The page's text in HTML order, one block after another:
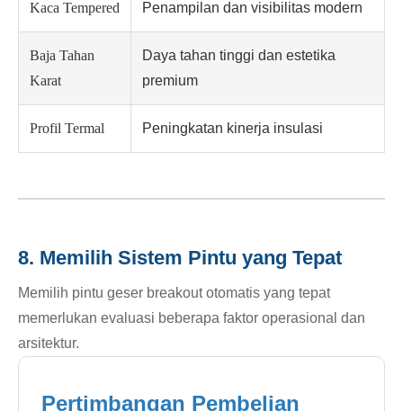
Kaca Tempered Penampilan dan visibilitas modern
Baja Tahan
Karat
Daya tahan tinggi dan estetika
premium
Profil Termal Peningkatan kinerja insulasi
8. Memilih Sistem Pintu yang Tepat
Memilih pintu geser breakout otomatis yang tepat
memerlukan evaluasi beberapa faktor operasional dan
arsitektur.
Pertimbangan Pembelian